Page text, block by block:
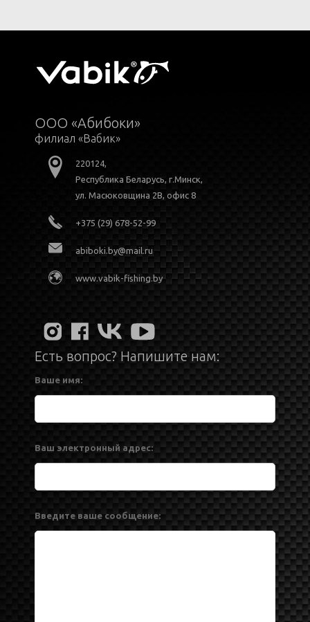
ООО «Абибоки»
филиал «Вабик»
220124,
Республика Беларусь, г.Минск,
ул. Масюковщина 2В, офис 8
+375 (29) 678-52-99
abiboki.by@mail.ru
www.vabik-fishing.by
Есть вопрос? Напишите нам:
Ваше имя:
Ваш электронный адрес:
Введите ваше сообщение: